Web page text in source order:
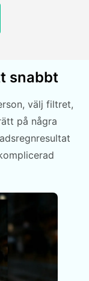
snabbt
välj filtret,
på några